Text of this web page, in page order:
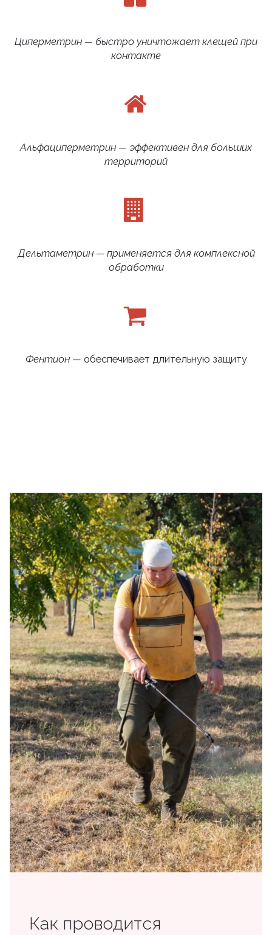
Циперметрин — быстро уничтожает клещей при
контакте
Альфациперметрин — эффективен для больших
территорий
Дельтаметрин — применяется для комплексной
обработки
Фентион— обеспечивает длительную защиту
Как проводится